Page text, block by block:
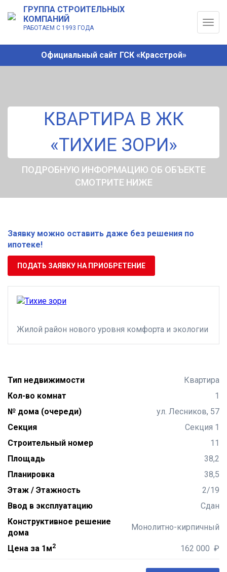
Официальный сайт ГСК «Красстрой»
ГРУППА СТРОИТЕЛЬНЫХ
КОМПАНИЙ
РАБОТАЕМ С 1993 ГОДА
КВАРТИРА В ЖК
«ТИХИЕ ЗОРИ»
ПОДРОБНУЮ ИНФОРМАЦИЮ ОБ ОБЪЕКТЕ
СМОТРИТЕ НИЖЕ
Заявку можно оставить даже без решения по
ипотеке!
ПОДАТЬ ЗАЯВКУ НА ПРИОБРЕТЕНИЕ
Жилой район нового уровня комфорта и экологии
Тип недвижимости
Квартира
Кол-во комнат
1
№ дома (очереди)
ул. Лесников, 57
Секция
Секция 1
Строительный номер
11
Площадь
38,2
Планировка
38,5
Этаж / Этажность
2/19
Ввод в эксплуатацию
Сдан
Конструктивное решение
дома
Монолитно-кирпичный
Цена за 1м2 162 000 ₽